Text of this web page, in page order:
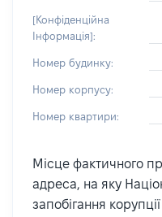
[Конфіденційна
Інформація]:
Номер будинку:
Номер корпусу:
Номер квартири:
Місце фактичного
адреса, на яку
запобігання